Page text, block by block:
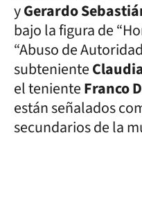
yGerardo
bajo la figura de
“Abuso de
subteniente
el tenienteFranco
están señalados
secundarios de la